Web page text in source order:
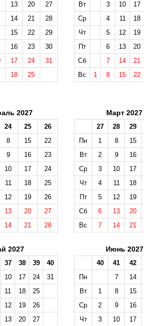
13 20
27
14 21
28
15 22
29
16 23
30
17 24
31
18 25
Вт
3 10 17
Ср
4 11 18
Чт
5 12 19
Пт
6 13 20
Сб
7 14 21
Вс
1 8 15 22
2027
24 25
26
8 15
22
9 16
23
10 17
24
11 18
25
12 19
26
13 20
27
14 21 28
Март 2027
27 28 29
Пн
1 8 15
Вт
2 9 16
Ср
3 10 17
Чт
4 11 18
Пт
5 12 19
Сб
6 13 20
Вс
7 14 21
2027
37 38 39
40
10 17 24
31
11 18
25
12 19
26
13 20 27
Июнь 2027
40 41 42
Пн
7 14
Вт
1 8 15
Ср
2 9 16
Чт
3 10 17